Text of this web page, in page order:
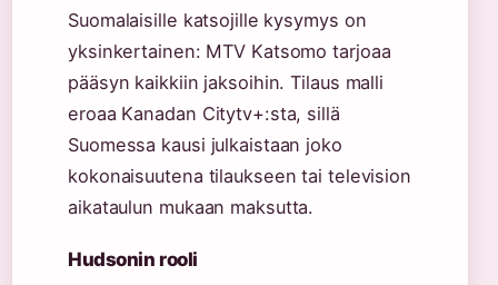
Suomalaisille katsojille kysymys on
yksinkertainen: MTV Katsomo tarjoaa
pääsyn kaikkiin jaksoihin. Tilaus malli
eroaa Kanadan Citytv+:sta, sillä
Suomessa kausi julkaistaan joko
kokonaisuutena tilaukseen tai television
aikataulun mukaan maksutta.
Hudsonin rooli